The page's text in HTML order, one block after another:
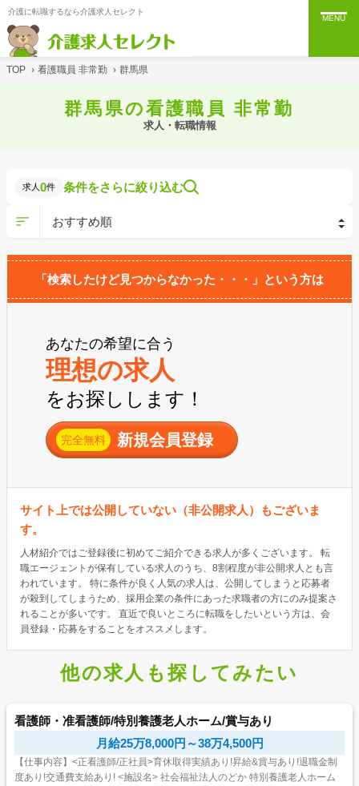
介護に転職するなら介護求人セレクト
MENU
TOP › 看護職員 非常勤 › 群馬県
群馬県の看護職員 非常勤
求人・転職情報
求人 0件 条件をさらに絞り込む
「検索したけど見つからなかった・・・」という方は
あなたの希望に合う
理想の求人
をお探しします！
完全無料 新規会員登録
サイト上では公開していない（非公開求人）もございま
す。
人材紹介ではご登録後に初めてご紹介できる求人が多くございます。 転
職エージェントが保有している求人のうち、8割程度が非公開求人とも言
われています。 特に条件が良く人気の求人は、公開してしまうと応募者
が殺到してしまうため、採用企業の条件にあった求職者の方にのみ提案さ
れることが多いです。 直近で良いところに転職をしたいという方は、会
員登録・応募をすることをオススメします。
他の求人も探してみたい
看護師・准看護師/特別養護老人ホーム/賞与あり
月給25万8,000円～38万4,500円
【仕事内容】<正看護師/正社員>育休取得実績あり!昇給&賞与あり!退職金制
度あり!交通費支給あり! <施設名> 社会福祉法人のどか 特別養護老人ホーム